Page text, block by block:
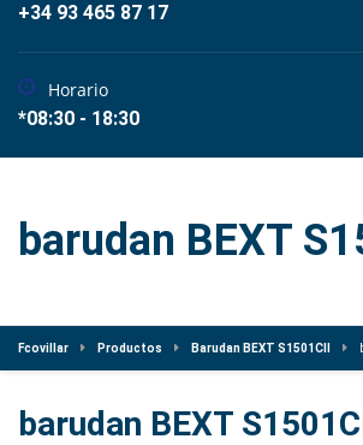
+34 93 465 87 17
Horario
*08:30 - 18:30
barudan BEXT
Fcovillar Productos Barudan BEXT S1501CII
barudan BEXT